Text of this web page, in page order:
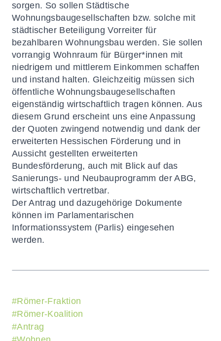
sorgen. So sollen Städtische
Wohnungsbaugesellschaften bzw. solche mit
städtischer Beteiligung Vorreiter für
bezahlbaren Wohnungsbau werden. Sie sollen
vorrangig Wohnraum für Bürger*innen mit
niedrigem und mittlerem Einkommen schaffen
und instand halten. Gleichzeitig müssen sich
öffentliche Wohnungsbaugesellschaften
eigenständig wirtschaftlich tragen können. Aus
diesem Grund erscheint uns eine Anpassung
der Quoten zwingend notwendig und dank der
erweiterten Hessischen Förderung und in
Aussicht gestellten erweiterten
Bundesförderung, auch mit Blick auf das
Sanierungs- und Neubauprogramm der ABG,
wirtschaftlich vertretbar.
Der Antrag und dazugehörige Dokumente
können im Parlamentarischen
Informationssystem (Parlis) eingesehen
werden.
#Römer-Fraktion
#Römer-Koalition
#Antrag